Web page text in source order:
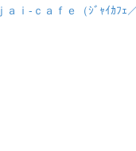
ｊａｉ-ｃａｆｅ（ｼﾞｬｲｶﾌ